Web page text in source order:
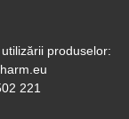
produselor:
221